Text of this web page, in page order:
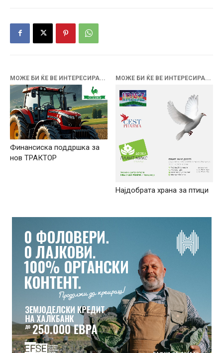
МОЖЕ БИ ЌЕ ВЕ ИНТЕРЕСИРА...
Финансиска поддршка за
нов ТРАКТОР
МОЖЕ БИ ЌЕ ВЕ ИНТЕРЕСИРА...
Најдобрата храна за птици